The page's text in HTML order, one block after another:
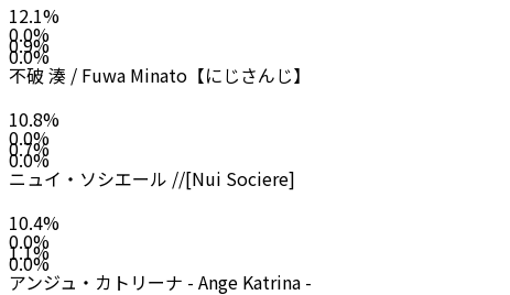
12.1%
0.0%
0.9%
0.0%
不破 湊 / Fuwa Minato【にじさんじ】
10.8%
0.0%
0.7%
0.0%
ニュイ・ソシエール //[Nui Sociere]
10.4%
0.0%
1.1%
0.0%
アンジュ・カトリーナ - Ange Katrina -